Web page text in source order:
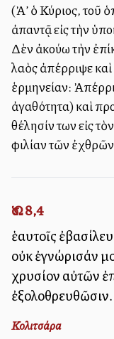
(Ἀλλ’ ὁ Κύριος,
ἀπαντᾷ εἰς τὴν
Δὲν ἀκούω τὴν
λαὸς ἀπέρριψε καὶ
ἑρμηνείαν:
ἀγαθότητα) καὶ
θέλησίν των εἰς
φιλίαν τῶν
Ὡσ. 8,4
ἑαυτοῖς
οὐκ ἐγνώρισάν
χρυσίον αὐτῶν
ἐξολοθρευθῶσιν.
Κολιτσάρα